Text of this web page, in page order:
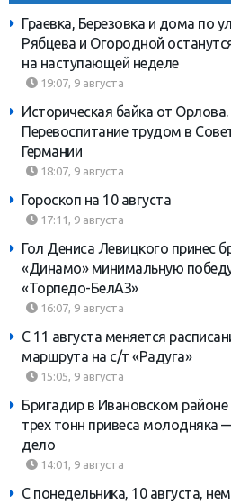
Граевка, Березовка и дома по
Рябцева и Огородной
на наступающей неделе
19:07, 9 августа
Историческая байка от Орлова.
Перевоспитание трудом в
Германии
18:07, 9 августа
Гороскоп на 10 августа
17:11, 9 августа
Гол Дениса Левицкого принес
«Динамо» минимальную
«Торпедо-БелАЗ»
16:07, 9 августа
С 11 августа меняется
маршрута на с/т «Радуга»
15:05, 9 августа
Бригадир в Ивановском районе
трех тонн привеса молодняка
дело
14:01, 9 августа
С понедельника, 10 августа,